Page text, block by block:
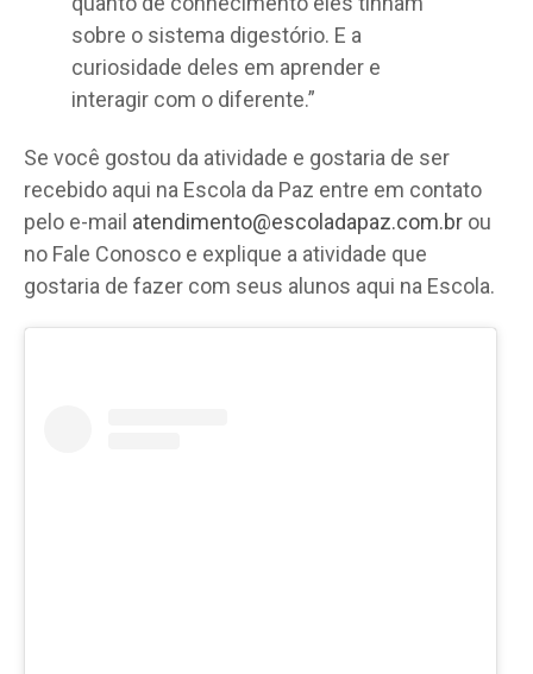
sobre o sistema digestório. E a
curiosidade deles em aprender e
interagir com o diferente.”
Se você gostou da atividade e gostaria de ser
recebido aqui na Escola da Paz entre em contato
pelo e-mail atendimento@escoladapaz.com.br ou
no Fale Conosco e explique a atividade que
gostaria de fazer com seus alunos aqui na Escola.